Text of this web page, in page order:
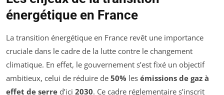
énergétique en France
La transition énergétique en France revêt une importance
cruciale dans le cadre de la lutte contre le changement
climatique. En effet, le gouvernement s’est fixé un objectif
ambitieux, celui de réduire de 50% les émissions de gaz à
effet de serre d’ici 2030. Ce cadre réglementaire s’inscrit